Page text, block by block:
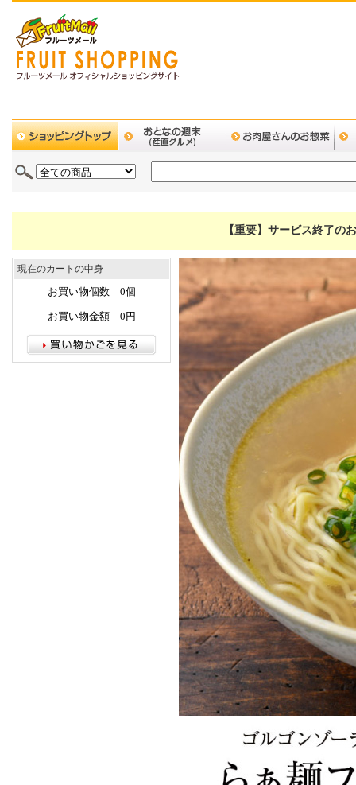
【重要】サービス終了の
現在のカートの中身
お買い物個数 0個
お買い物金額 0円